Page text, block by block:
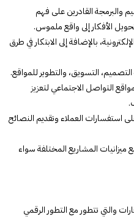
والبرمجة القادرين على فهم
الأفكار إلى واقع ملموس.
بالإضافة إلى الابتكار في طرق
التواصل الاجتماعي لتعزيز
استفسارات العملاء وتقديم النصائح
المشاريع المختلفة سواء
والتي تتطور مع التطور الرقمي